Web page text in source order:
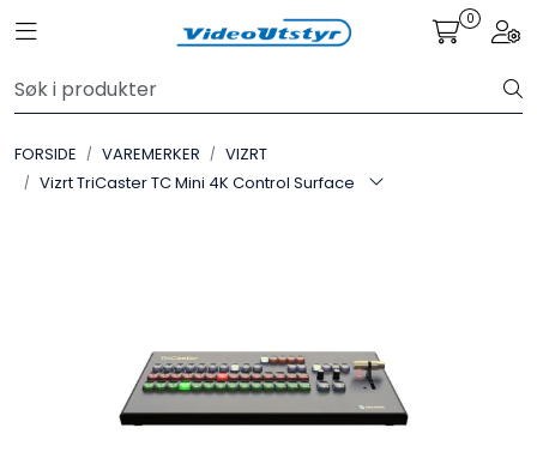
Toggle navigation 0
FORSIDE VAREMERKER
VIZRT
Vizrt TriCaster TC Mini 4K Control Surface
VIDEO
LYD
VAREMERKER